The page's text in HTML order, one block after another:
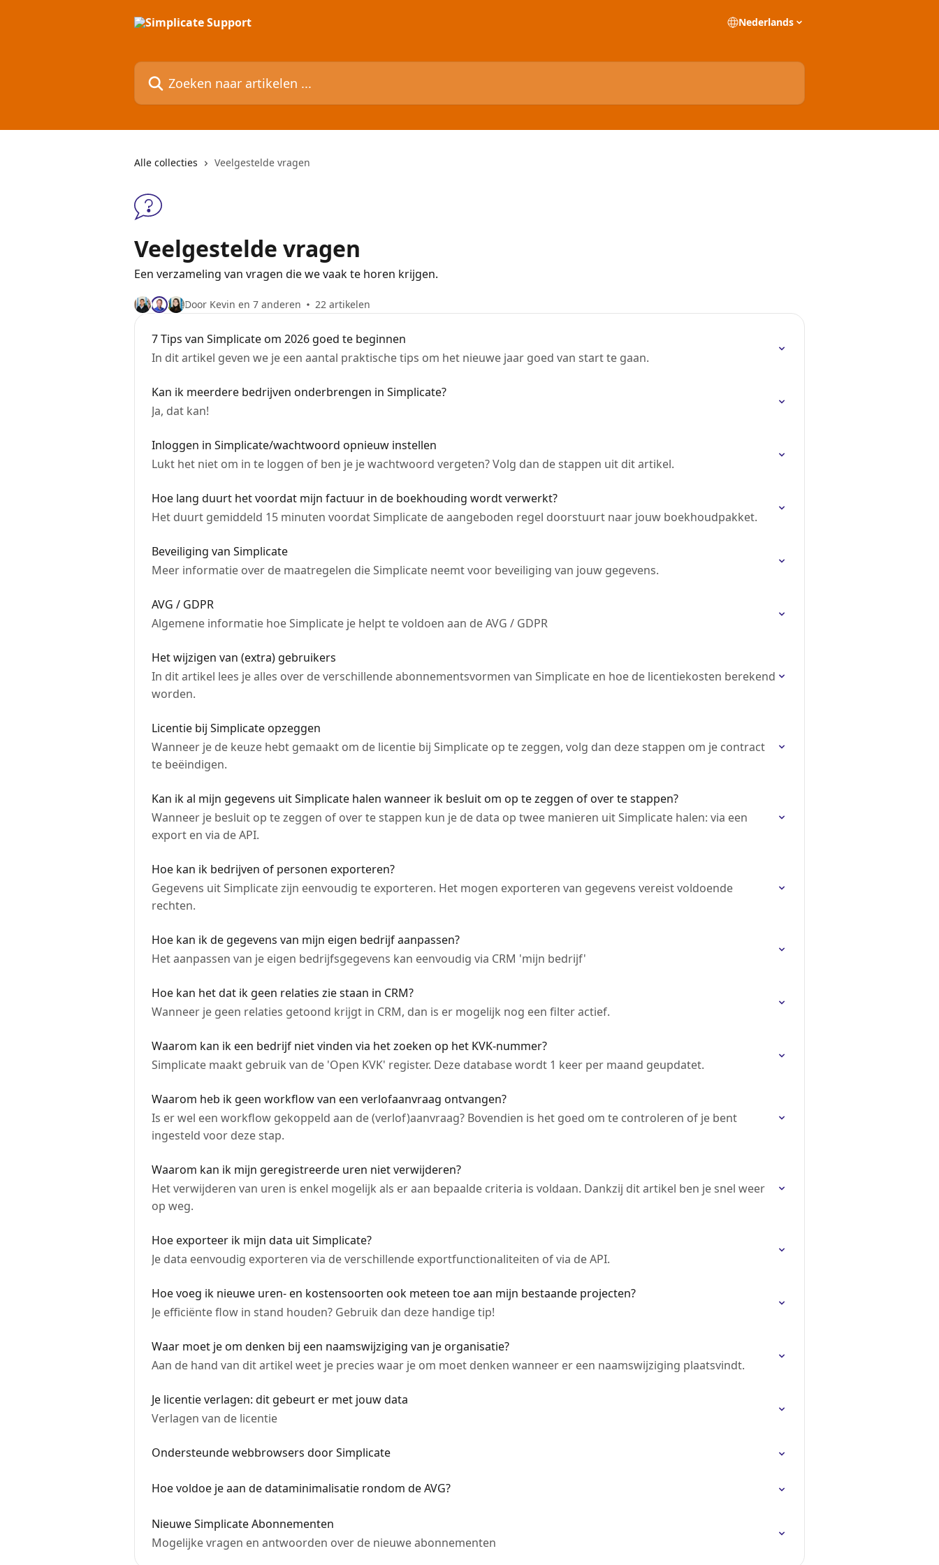
Nederlands
Zoeken naar artikelen ...
Alle collecties Veelgestelde vragen
Veelgestelde vragen
Een verzameling van vragen die we vaak te horen krijgen.
Door Kevin en 7 anderen 22 artikelen
7 Tips van Simplicate om 2026 goed te beginnen
In dit artikel geven we je een aantal praktische tips om het nieuwe jaar goed van start te gaan.
Kan ik meerdere bedrijven onderbrengen in Simplicate?
Ja, dat kan!
Inloggen in Simplicate/wachtwoord opnieuw instellen
Lukt het niet om in te loggen of ben je je wachtwoord vergeten? Volg dan de stappen uit dit artikel.
Hoe lang duurt het voordat mijn factuur in de boekhouding wordt verwerkt?
Het duurt gemiddeld 15 minuten voordat Simplicate de aangeboden regel doorstuurt naar jouw boekhoudpakket.
Beveiliging van Simplicate
Meer informatie over de maatregelen die Simplicate neemt voor beveiliging van jouw gegevens.
AVG / GDPR
Algemene informatie hoe Simplicate je helpt te voldoen aan de AVG / GDPR
Het wijzigen van (extra) gebruikers
In dit artikel lees je alles over de verschillende abonnementsvormen van Simplicate en hoe de licentiekosten berekend
worden.
Licentie bij Simplicate opzeggen
Wanneer je de keuze hebt gemaakt om de licentie bij Simplicate op te zeggen, volg dan deze stappen om je contract
te beëindigen.
Kan ik al mijn gegevens uit Simplicate halen wanneer ik besluit om op te zeggen of over te stappen?
Wanneer je besluit op te zeggen of over te stappen kun je de data op twee manieren uit Simplicate halen: via een
export en via de API.
Hoe kan ik bedrijven of personen exporteren?
Gegevens uit Simplicate zijn eenvoudig te exporteren. Het mogen exporteren van gegevens vereist voldoende
rechten.
Hoe kan ik de gegevens van mijn eigen bedrijf aanpassen?
Het aanpassen van je eigen bedrijfsgegevens kan eenvoudig via CRM 'mijn bedrijf'
Hoe kan het dat ik geen relaties zie staan in CRM?
Wanneer je geen relaties getoond krijgt in CRM, dan is er mogelijk nog een filter actief.
Waarom kan ik een bedrijf niet vinden via het zoeken op het KVK-nummer?
Simplicate maakt gebruik van de 'Open KVK' register. Deze database wordt 1 keer per maand geupdatet.
Waarom heb ik geen workflow van een verlofaanvraag ontvangen?
Is er wel een workflow gekoppeld aan de (verlof)aanvraag? Bovendien is het goed om te controleren of je bent
ingesteld voor deze stap.
Waarom kan ik mijn geregistreerde uren niet verwijderen?
Het verwijderen van uren is enkel mogelijk als er aan bepaalde criteria is voldaan. Dankzij dit artikel ben je snel weer
op weg.
Hoe exporteer ik mijn data uit Simplicate?
Je data eenvoudig exporteren via de verschillende exportfunctionaliteiten of via de API.
Hoe voeg ik nieuwe uren- en kostensoorten ook meteen toe aan mijn bestaande projecten?
Je efficiënte flow in stand houden? Gebruik dan deze handige tip!
Waar moet je om denken bij een naamswijziging van je organisatie?
Aan de hand van dit artikel weet je precies waar je om moet denken wanneer er een naamswijziging plaatsvindt.
Je licentie verlagen: dit gebeurt er met jouw data
Verlagen van de licentie
Ondersteunde webbrowsers door Simplicate
Hoe voldoe je aan de dataminimalisatie rondom de AVG?
Nieuwe Simplicate Abonnementen
Mogelijke vragen en antwoorden over de nieuwe abonnementen